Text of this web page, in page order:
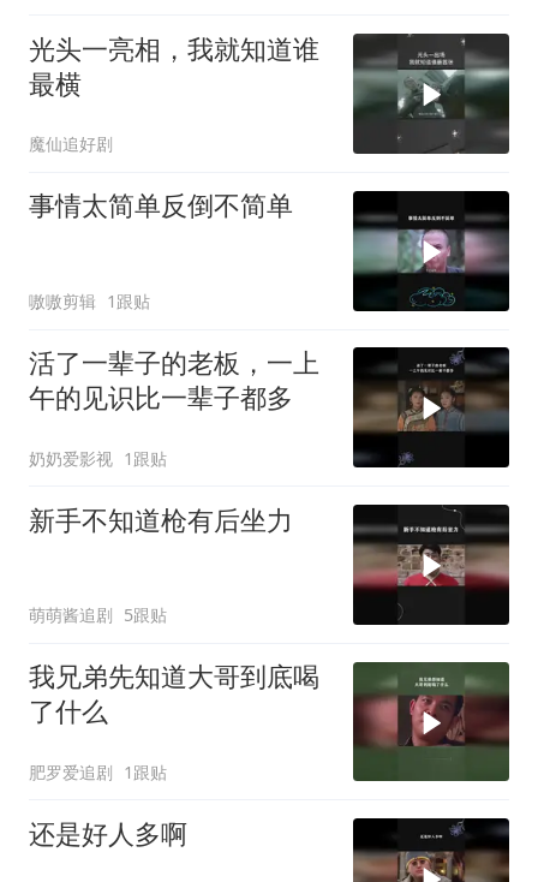
光头一亮相，我就知道谁
最横
魔仙追好剧
事情太简单反倒不简单
嗷嗷剪辑 1跟贴
活了一辈子的老板，一上
午的见识比一辈子都多
奶奶爱影视 1跟贴
新手不知道枪有后坐力
萌萌酱追剧 5跟贴
我兄弟先知道大哥到底喝
了什么
肥罗爱追剧 1跟贴
还是好人多啊